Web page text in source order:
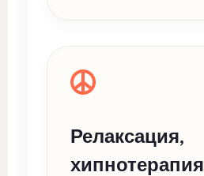
Релаксация,
хипнотерапия